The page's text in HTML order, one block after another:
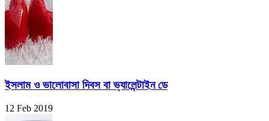
ইসলাম ও ভালোবাসা দিবস বা ভ্যালেন্টাইন ডে
12 Feb 2019